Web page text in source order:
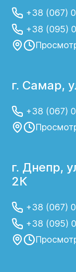
+38 (067)
+38 (095)
г. Самар,
+38 (067)
г. Днепр,
2К
+38 (067)
+38 (095)